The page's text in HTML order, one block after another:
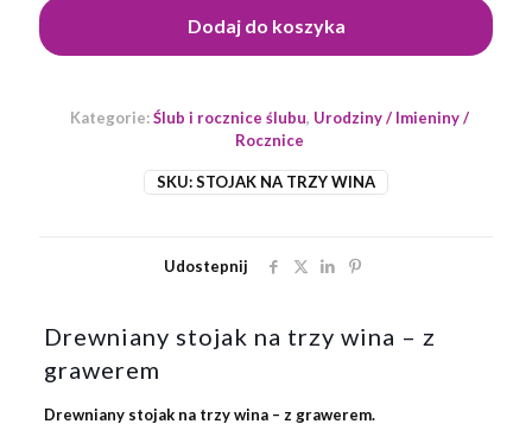
na
trzy
wina
grawerem
Dodaj do koszyka
SKU:STOJAK NA TRZY WINA
Kategorie:Ślub i rocznice ślubu, Urodziny / Imieniny /
Rocznice
Udostepnij
Drewniany stojak na trzy wina – z
grawerem
Drewniany stojak na trzy wina– z grawerem.